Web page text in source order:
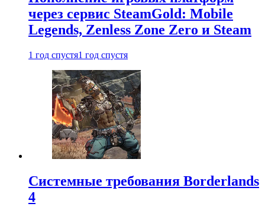
через сервис SteamGold: Mobile
Legends, Zenless Zone Zero и Steam
1 год спустя1 год спустя
Системные требования Borderlands
4